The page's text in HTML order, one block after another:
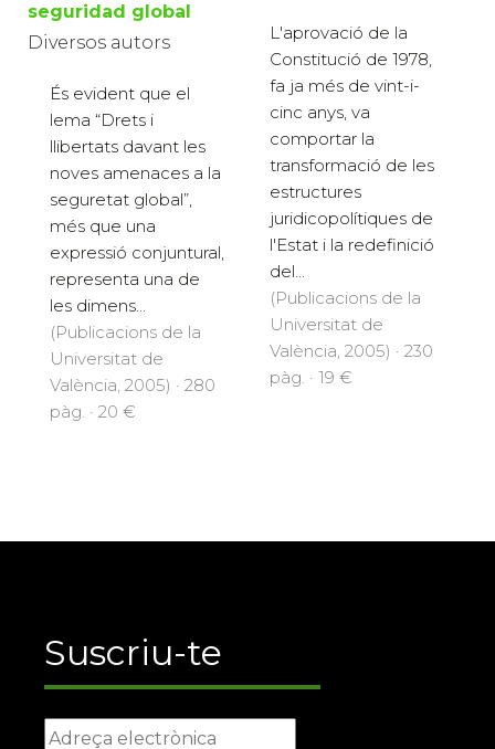
seguridad global
Diversos autors
És evident que el
lema “Drets i
llibertats davant les
noves amenaces a la
seguretat global”,
més que una
expressió conjuntural,
representa una de
les dimens...
(Publicacions de la
Universitat de
València, 2005) · 280
pàg. · 20 €
L'aprovació de la
Constitució de 1978,
fa ja més de vint-i-
cinc anys, va
comportar la
transformació de les
estructures
juridicopolítiques de
l'Estat i la redefinició
del...
(Publicacions de la
Universitat de
València, 2005) · 230
pàg. · 19 €
Suscriu-te